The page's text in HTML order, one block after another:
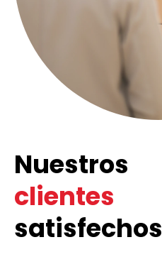
Nuestros
clientes
satisfechos